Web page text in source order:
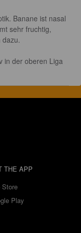
Banane ist nasal
sehr fruchtig,
dazu.
in der oberen Liga
THE APP
Store
Play